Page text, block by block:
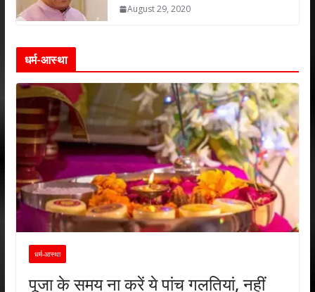
August 29, 2020
धर्म-आस्था
धर्म-आस्था
पूजा के समय ना करें ये पांच गलतियां, नहीं